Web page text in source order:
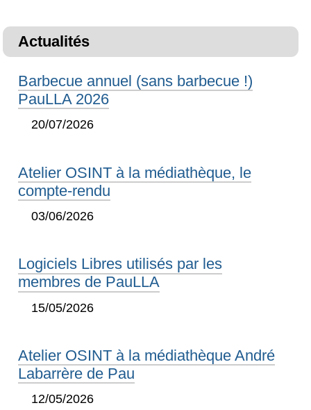
Actualités
Barbecue annuel (sans barbecue !)
PauLLA 2026
20/07/2026
Atelier OSINT à la médiathèque, le
compte-rendu
03/06/2026
Logiciels Libres utilisés par les
membres de PauLLA
15/05/2026
Atelier OSINT à la médiathèque André
Labarrère de Pau
12/05/2026